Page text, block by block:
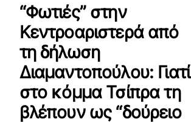
“Φωτιές” στην
Κεντροαριστερά από
τη δήλωση
Διαμαντοπούλου: Γιατί
στο κόμμα Τσίπρα τη
βλέπουν ως “δούρειο